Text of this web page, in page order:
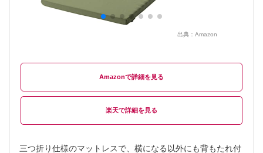
出典： Amazon
Amazon
楽天
三つ折り仕様のマットレスで、横になる以外にも背もたれ付